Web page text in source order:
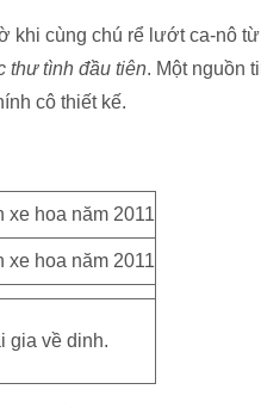
khi cùng chú rể lướt ca-nô
thư tình đầu tiên. Một nguồn
cô thiết kế.
gia về dinh.